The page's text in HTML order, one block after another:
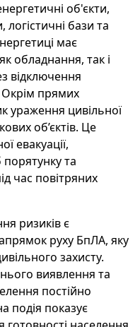
об'єкти,
бази та
має
обладнання, так і
відключення
Окрім прямих
ураження цивільної
об’єктів. Це
евакуації,
та
час повітряних
ризиків є
руху БпЛА, яку
захисту.
виявлення та
постійно
подія показує